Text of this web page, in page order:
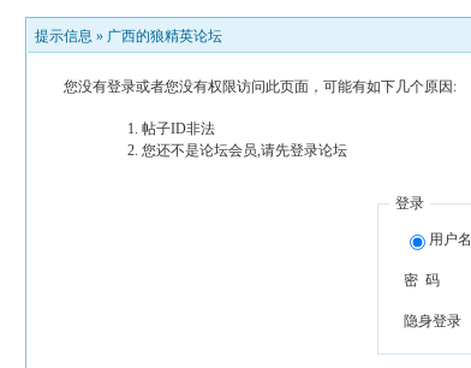
提示信息 » 广西的狼精英论坛
您没有登录或者您没有权限访问此页面，可能有如下几个原因:
帖子ID非法
您还不是论坛会员,请先登录论坛
登录
用户名
密 码
隐身登录